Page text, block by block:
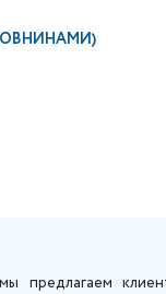
предлагаем